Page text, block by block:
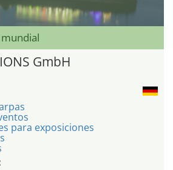
GmbH
para exposiciones